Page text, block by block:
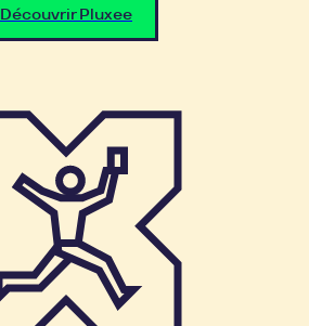
Découvrir Pluxee